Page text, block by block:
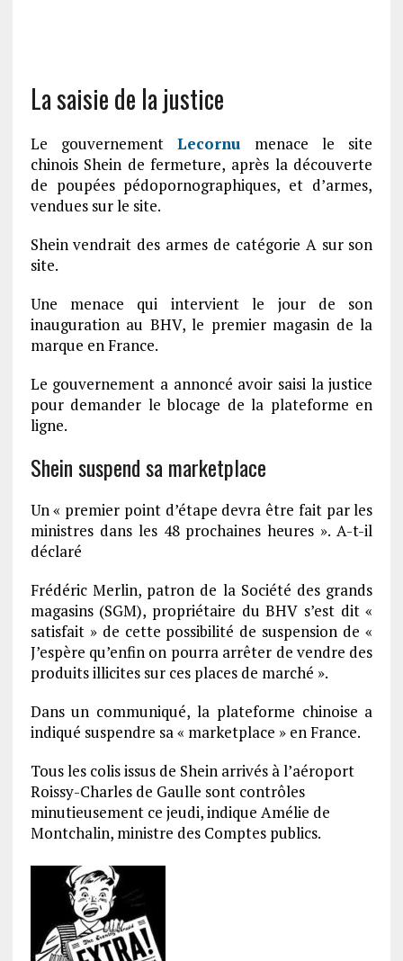
La saisie de la justice
Le gouvernementLecornu menace le site
chinois Shein de fermeture, après la découverte
de poupées pédopornographiques, et d’armes,
vendues sur le site.
Shein vendrait des armes de catégorie A sur son
site.
Une menace qui intervient le jour de son
inauguration au BHV, le premier magasin de la
marque en France.
Le gouvernement a annoncé avoir saisi la justice
pour demander le blocage de la plateforme en
ligne.
Shein suspend sa marketplace
Un « premier point d’étape devra être fait par les
ministres dans les 48 prochaines heures ». A-t-il
déclaré
Frédéric Merlin, patron de la Société des grands
magasins (SGM), propriétaire du BHV s’est dit «
satisfait » de cette possibilité de suspension de «
J’espère qu’enfin on pourra arrêter de vendre des
produits illicites sur ces places de marché ».
Dans un communiqué, la plateforme chinoise a
indiqué suspendre sa « marketplace » en France.
Tous les colis issus de Shein arrivés à l’aéroport
Roissy-Charles de Gaulle sont contrôles
minutieusement ce jeudi, indique Amélie de
Montchalin, ministre des Comptes publics.